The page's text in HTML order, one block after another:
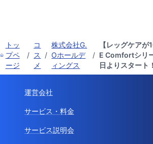
トッ
プペ
ージ
/
コ
ス
メ
/
株式会社G.
Oホールデ
ィングス
/
【レッグケア
E Comfortシリ
日よりスタート！
運営会社
サービス・料金
サービス説明会